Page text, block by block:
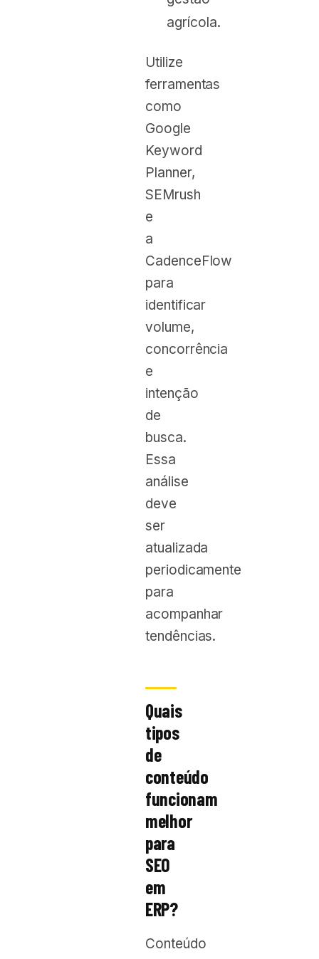
agrícola.
Utilize
ferramentas
como
Google
Keyword
Planner,
SEMrush
e
a
CadenceFlow
para
identificar
volume,
concorrência
e
intenção
de
busca.
Essa
análise
deve
ser
atualizada
periodicamente
para
acompanhar
tendências.
Quais
tipos
de
conteúdo
funcionam
melhor
para
SEO
em
ERP?
Conteúdo